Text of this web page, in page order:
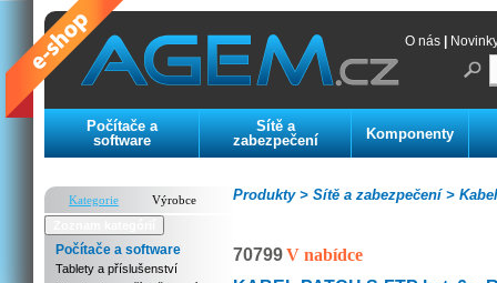
O nás
Počítače a
software
Sítě a
zabezpečení
Komponenty
Kategorie
Výrobce
Počítače a software
Tablety a příslušenství
Sítě a zabezpečení >
Produkty >
70799V nabídce